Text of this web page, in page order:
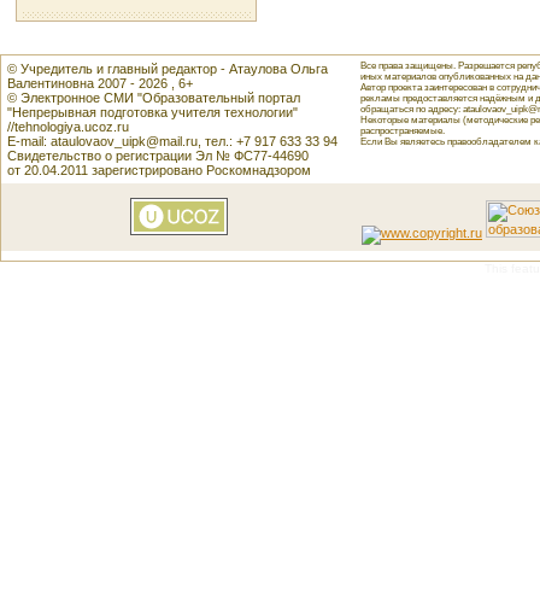
© Учредитель и главный редактор - Атаулова Ольга
Валентиновна 2007 - 2026 , 6+
© Электронное СМИ "Образовательный портал
"Непрерывная подготовка учителя технологии"
//tehnologiya.ucoz.ru
E-mail: ataulovaov_uipk@mail.ru, тел.: +7 917 633 33 94
Свидетельство о регистрации Эл № ФС77-44690
от 20.04.2011 зарегистрировано Роскомнадзором
Все права защищены. Разрешается
иных материалов опубликованных на
Автор проекта заинтересован в
рекламы предоставляется надёжным и
обращаться по адресу:
Некоторые материалы (методические
распространяемые.
Если Вы являетесь правообладателем